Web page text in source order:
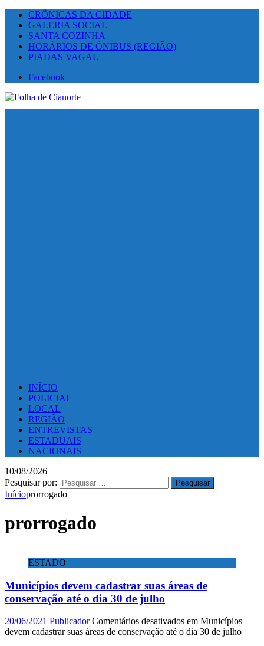
CRÔNICAS DA CIDADE
GALERIA SOCIAL
SANTA COZINHA
HORÁRIOS DE ÔNIBUS (REGIÃO)
PIADAS VAGAU
Facebook
INÍCIO
POLICIAL
LOCAL
REGIÃO
ENTREVISTAS
ESTADUAIS
NACIONAIS
10/08/2026
Pesquisar por:
Inícioprorrogado
prorrogado
ESTADO
Municípios devem cadastrar suas áreas de
conservação até o dia 30 de julho
20/06/2021 Publicador Comentários desativados em Municípios
devem cadastrar suas áreas de conservação até o dia 30 de julho